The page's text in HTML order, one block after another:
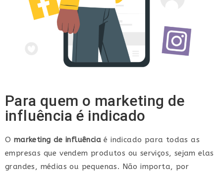
Para quem o marketing de
influência é indicado
O marketing de influência é indicado para todas as
empresas que vendem produtos ou serviços, sejam elas
grandes, médias ou pequenas. Não importa, por